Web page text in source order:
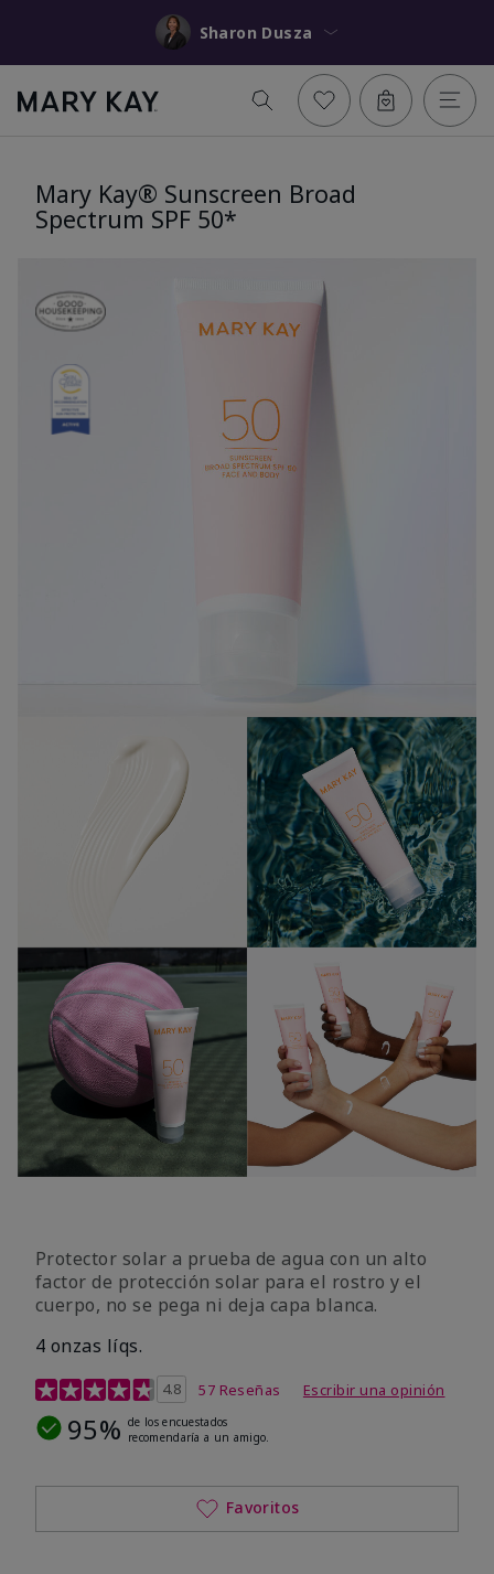
Sharon Dusza
Mary Kay® Sunscreen Broad
Spectrum SPF 50*
Protector solar a prueba de agua con un alto
factor de protección solar para el rostro y el
cuerpo, no se pega ni deja capa blanca.
4 onzas líqs.
Calificación de clientes de 4,2 de 5
4.8 57 Reseñas Escribir una opinión
95% de los encuestados
recomendaría a un amigo.
Favoritos